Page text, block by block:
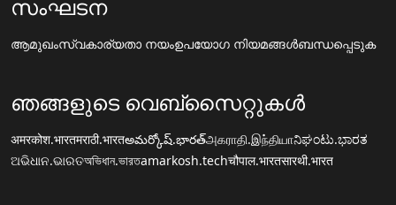
സംഘടന
ആമുഖംസ്വകാര്യതാ നയംഉപയോഗ നിയമങ്ങൾബന്ധപ്പെടുക
ഞങ്ങളുടെ വെബ്സൈറ്റുകൾ
अमरकोश.भारतमराठी.भारतఅమర్కోష్.భారత్அகராதி.இந்தியாನಿಘಂಟು.ಭಾರತ
ଅଭିଧାନ.ଭାରତঅভিধান.ভারতamarkosh.techचौपाल.भारतसारथी.भारत